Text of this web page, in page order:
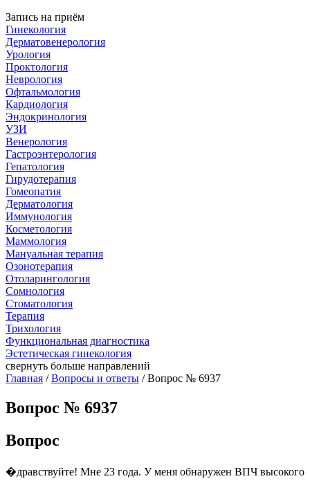
Запись на приём
Гинекология
Дерматовенерология
Урология
Проктология
Неврология
Офтальмология
Кардиология
Эндокринология
УЗИ
Венерология
Гастроэнтерология
Гепатология
Гирудотерапия
Гомеопатия
Дерматология
Иммунология
Косметология
Маммология
Мануальная терапия
Озонотерапия
Отоларингология
Сомнология
Стоматология
Терапия
Трихология
Функциональная диагностика
Эстетическая гинекология
свернуть больше направлений
Главная /Вопросы и ответы / Вопрос № 6937
Вопрос № 6937
Вопрос
�дравствуйте! Мне 23 года. У меня обнаружен ВПЧ высокого